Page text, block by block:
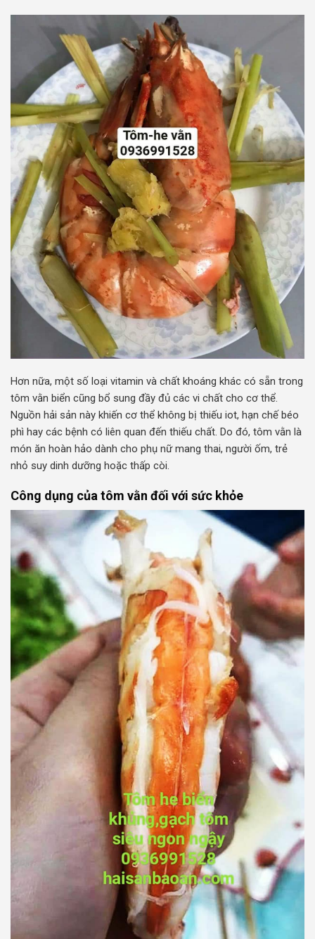
Hơn nữa, một số loại vitamin và chất khoáng khác có sẵn trong
tôm vằn biển cũng bổ sung đầy đủ các vi chất cho cơ thể.
Nguồn hải sản này khiến cơ thể không bị thiếu iot, hạn chế béo
phì hay các bệnh có liên quan đến thiếu chất. Do đó, tôm vằn là
món ăn hoàn hảo dành cho phụ nữ mang thai, người ốm, trẻ
nhỏ suy dinh dưỡng hoặc thấp còi.
Công dụng của tôm vằn đối với sức khỏe